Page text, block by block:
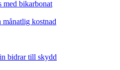
med bikarbonat
månatlig kostnad
bidrar till skydd